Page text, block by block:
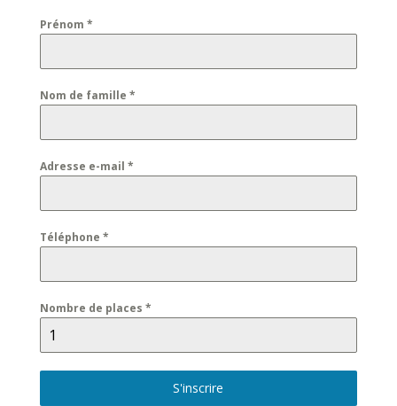
Prénom *
Nom de famille *
Adresse e-mail *
Téléphone *
Nombre de places *
S'inscrire